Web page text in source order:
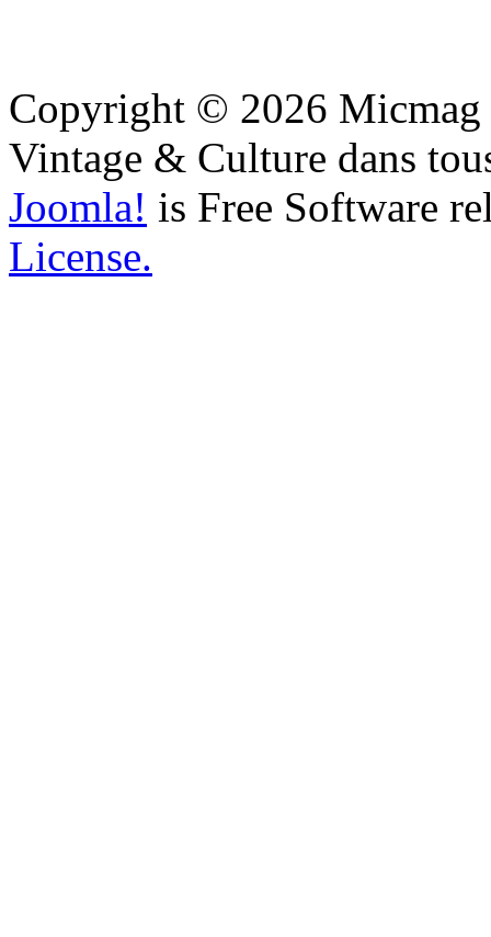
Copyright © 2026 Micmag
Vintage & Culture dans
Joomla! is Free Software
License.